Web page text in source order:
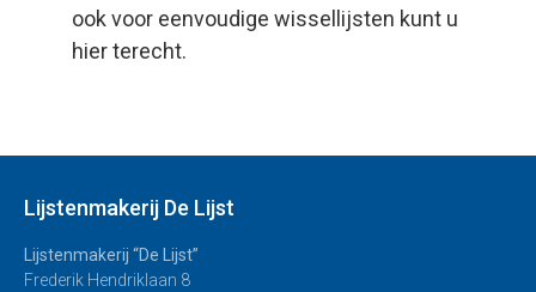
ook voor eenvoudige wissellijsten kunt u
hier terecht.
Lijstenmakerij De Lijst
Lijstenmakerij “De Lijst”
Frederik Hendriklaan 8